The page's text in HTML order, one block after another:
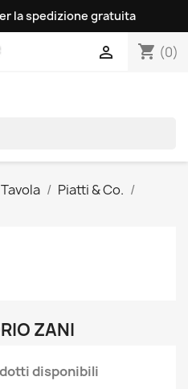
la spedizione gratuita
shopping_cart (0)

Piatti & Co.
ZANI
disponibili